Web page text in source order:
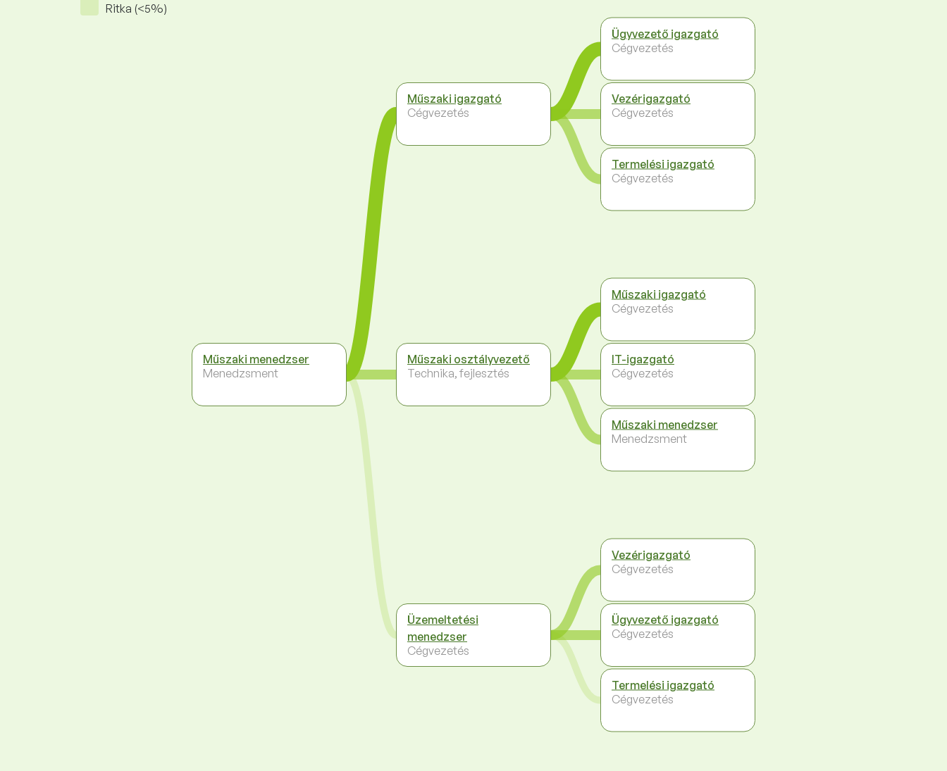
Ritka (<5%)
Műszaki menedzser
Menedzsment
Műszaki igazgató
Cégvezetés
Műszaki osztályvezető
Technika, fejlesztés
Üzemeltetési
menedzser
Cégvezetés
Ügyvezető igazgató
Cégvezetés
Vezérigazgató
Cégvezetés
Termelési igazgató
Cégvezetés
Műszaki igazgató
Cégvezetés
IT-igazgató
Cégvezetés
Műszaki menedzser
Menedzsment
Vezérigazgató
Cégvezetés
Ügyvezető igazgató
Cégvezetés
Termelési igazgató
Cégvezetés